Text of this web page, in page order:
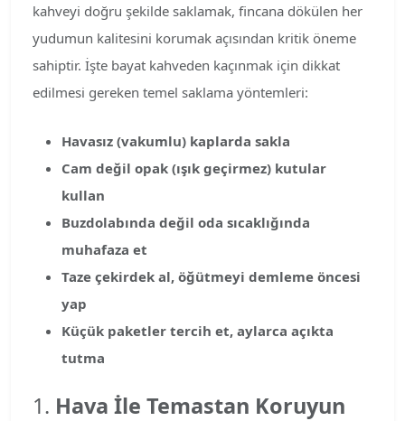
kahveyi doğru şekilde saklamak, fincana dökülen her
yudumun kalitesini korumak açısından kritik öneme
sahiptir. İşte bayat kahveden kaçınmak için dikkat
edilmesi gereken temel saklama yöntemleri:
Havasız (vakumlu) kaplarda sakla
Cam değil opak (ışık geçirmez) kutular
kullan
Buzdolabında değil oda sıcaklığında
muhafaza et
Taze çekirdek al, öğütmeyi demleme öncesi
yap
Küçük paketler tercih et, aylarca açıkta
tutma
1. Hava İle Temastan Koruyun